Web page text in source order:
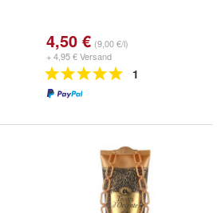
4,50 € (9,00 €/l)
+ 4,95 € Versand
1